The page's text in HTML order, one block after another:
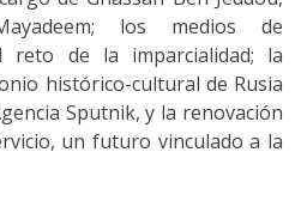
los medios de
reto de la imparcialidad; la
histórico-cultural de Rusia
Sputnik, y la renovación
un futuro vinculado a la